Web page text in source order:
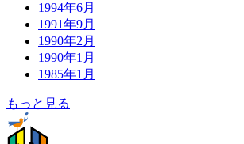
1994年6月
1991年9月
1990年2月
1990年1月
1985年1月
もっと見る